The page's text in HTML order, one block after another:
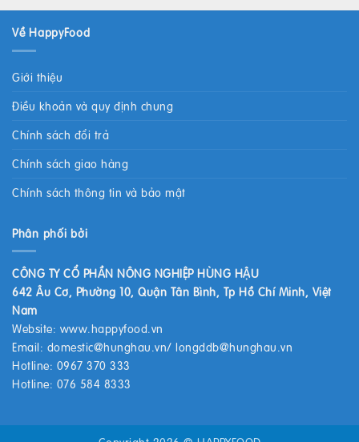
Về HappyFood
Giới thiệu
Điều khoản và quy định chung
Chính sách đổi trả
Chính sách giao hàng
Chính sách thông tin và bảo mật
Phân phối bởi
CÔNG TY CỔ PHẦN NÔNG NGHIỆP HÙNG HẬU
642 Âu Cơ, Phường 10, Quận Tân Bình, Tp Hồ Chí Minh, Việt
Nam
Website: www.happyfood.vn
Email: domestic@hunghau.vn/ longddb@hunghau.vn
Hotline: 0967 370 333
Hotline: 076 584 8333